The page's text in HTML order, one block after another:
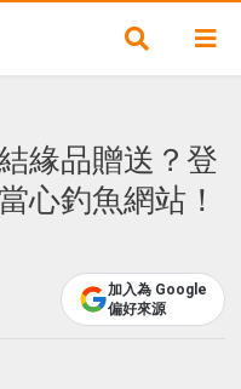
緣品贈送？登
心釣魚網站！
加入為 Google
偏好來源